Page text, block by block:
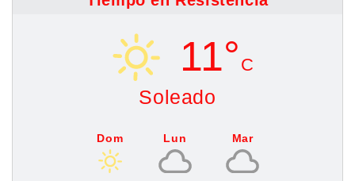
11° C
Soleado
Dom Lun Mar